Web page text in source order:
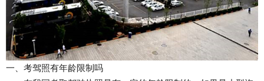
一、考驾照有年龄限制吗